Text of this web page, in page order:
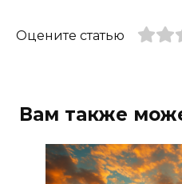
Оцените статью
Вам также